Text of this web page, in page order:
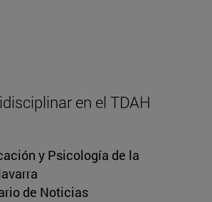
en el TDAH
y Psicología de la
de Noticias